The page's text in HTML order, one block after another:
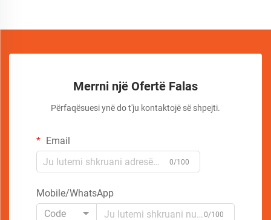
Merrni një Ofertë Falas
Përfaqësuesi ynë do t'ju kontaktojë së shpejti.
Email
0/100
Mobile/WhatsApp
Code
0/100